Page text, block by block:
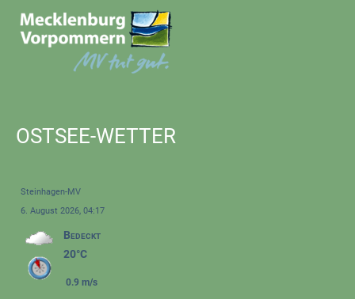
OSTSEE-WETTER
Steinhagen-MV
6. August 2026, 04:17
Bedeckt
20°C
0.9 m/s